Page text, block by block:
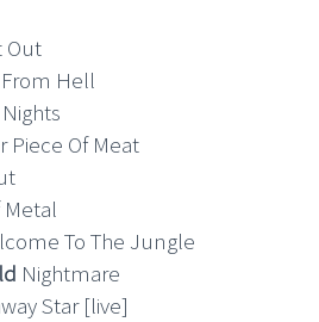
Out
Hell
Piece Of Meat
Metal
To The Jungle
Nightmare
Star [live]